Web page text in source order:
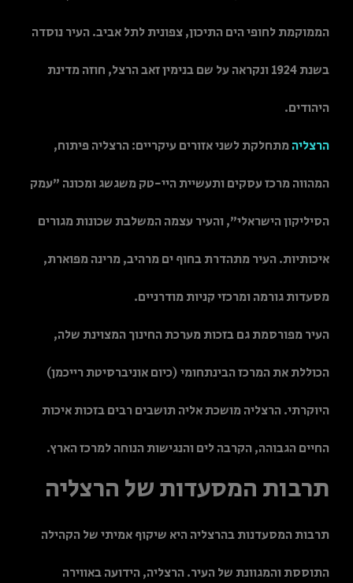
הממוקמת לחופי הים התיכון, צפונית לתל אביב. העיר נוסדה
בשנת 1924 ונקראה על שם בנימין זאב הרצל, חוזה מדינת
היהודים.
הרצליה מתחלקת לשני אזורים עיקריים: הרצליה פיתוח,
המהווה מרכז עסקים ותעשיית היי-טק משגשג ומכונה "עמק
הסיליקון הישראלי", והעיר עצמה המשלבת שכונות מגורים
איכותיות. העיר מתהדרת בחוף ים מרהיב, מרינה מפוארת,
מסעדות גורמה ומרכזי קניות מודרניים.
העיר מפורסמת גם בזכות מערכת החינוך המצוינת שלה,
הכוללת את המרכז הבינתחומי (כיום אוניברסיטת רייכמן)
היוקרתי. הרצליה מושכת אליה תושבים רבים בזכות איכות
החיים הגבוהה, הקרבה לים והנגישות הנוחה למרכז הארץ.
תרבות המסעדות של הרצליה
תרבות המסעדנות בהרצליה היא שיקוף אמיתי של הקהילה
התוססת והמגוונת של העיר. הרצליה, הידועה באווירה